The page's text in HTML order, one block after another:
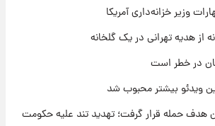
+جدول
وزیر خزانه‌داری آمریکا
از هدیه تهرانی در یک گلخانه
در خطر است
ویدئو بیشتر محبوب شد
هدف حمله قرار گرفت؛ تهدید تند علیه حکومت